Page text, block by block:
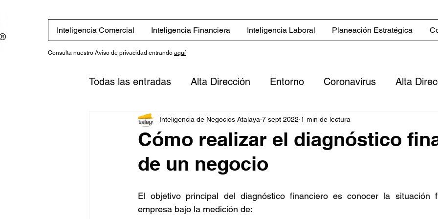
Inteligencia Comercial Inteligencia Financiera Inteligencia Laboral Planeación Estratégica
Consulta nuestro Aviso de privacidad entrando aquí
Todas las entradas Alta Dirección Entorno Coronavirus Alta
Eventos Novedades Servicios Blog in English
Finanzas Estrategias comerciales
inversión Plan financiero Digitalización Flujo de efectivo
Cómo realizar el diagnóstico
de un negocio
Inteligencia de Negocios Atalaya 7 sept 2022 1 min de lectura
El objetivo principal del diagnóstico financiero es conocer la situación
empresa bajo la medición de: